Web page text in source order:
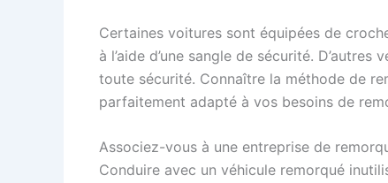
Certaines voitures sont équipées de
à l’aide d’une sangle de sécurité.
toute sécurité. Connaître la méthode de
parfaitement adapté à vos besoins de
Associez-vous à une entreprise de
Conduire avec un véhicule remorqué